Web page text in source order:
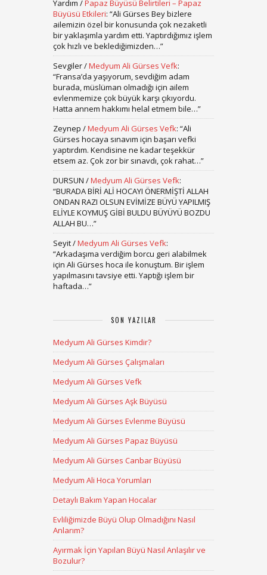
Yardım /Papaz Büyüsü Belirtileri – Papaz
Büyüsü Etkileri: “Ali Gürses Bey bizlere
ailemizin özel bir konusunda çok nezaketli
bir yaklaşımla yardım etti. Yaptırdığımız işlem
çok hızlı ve beklediğimizden…”
Sevgiler/Medyum Ali Gürses Vefk:
“Fransa’da yaşıyorum, sevdiğim adam
burada, müslüman olmadığı için ailem
evlenmemize çok büyük karşı çıkıyordu.
Hatta annem hakkımı helal etmem bile…”
Zeynep /Medyum Ali Gürses Vefk: “Ali
Gürses hocaya sınavım için başarı vefki
yaptırdım. Kendisine ne kadar teşekkür
etsem az. Çok zor bir sınavdı, çok rahat…”
DURSUN /Medyum Ali Gürses Vefk:
“BURADA BİRİ ALİ HOCAYI ÖNERMİŞTİ ALLAH
ONDAN RAZI OLSUN EVİMİZE BÜYÜ YAPILMIŞ
ELİYLE KOYMUŞ GİBİ BULDU BÜYÜYÜ BOZDU
ALLAH BU…”
Seyit/Medyum Ali Gürses Vefk:
“Arkadaşıma verdiğim borcu geri alabilmek
için Ali Gürses hoca ile konuştum. Bir işlem
yapılmasını tavsiye etti. Yaptığı işlem bir
haftada…”
SON YAZILAR
Medyum Ali Gürses Kimdir?
Medyum Ali Gürses Çalışmaları
Medyum Ali Gürses Vefk
Medyum Ali Gürses Aşk Büyüsü
Medyum Ali Gürses Evlenme Büyüsü
Medyum Ali Gürses Papaz Büyüsü
Medyum Ali Gürses Canbar Büyüsü
Medyum Ali Hoca Yorumları
Detaylı Bakım Yapan Hocalar
Evliliğimizde Büyü Olup Olmadığını Nasıl
Anlarım?
Ayırmak İçin Yapılan Büyü Nasıl Anlaşılır ve
Bozulur?